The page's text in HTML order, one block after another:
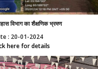
विभाग का शैक्षणिक भ्रमण
: 20-01-2024
here for details